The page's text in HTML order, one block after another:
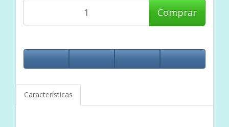
Comprar
Características